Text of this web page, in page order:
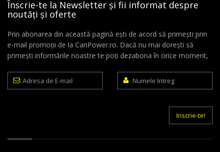
Înscrie-te la Newsletter și fii informat despre
noutăți și oferte
Prin abonarea din această pagină ești de acord să primești prin
e-mail promoții de la CanPower.ro. Dacă nu mai dorești să
primești informările noastre te poți dezabona în orice moment,
Adresa
de
Numele
Intreg
Inscrie-te!